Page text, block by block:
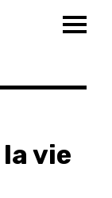
vie